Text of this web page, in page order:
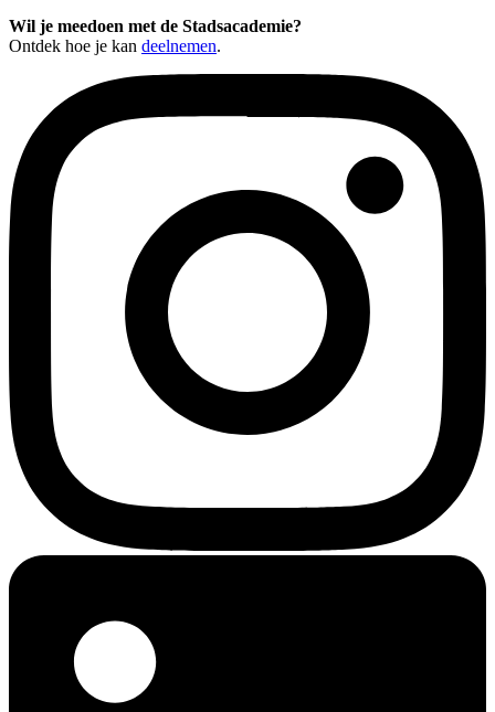
Wil je meedoen met de Stadsacademie?
Ontdek hoe je kan deelnemen.